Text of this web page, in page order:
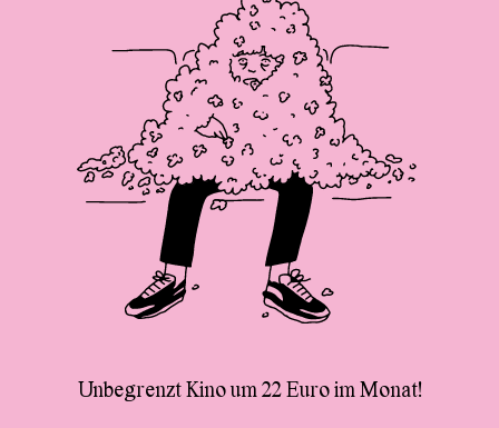
Unbegrenzt Kino um 22 Euro im Monat!